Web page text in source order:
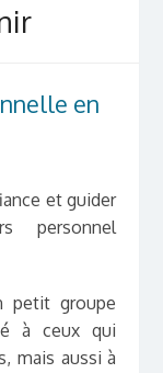
en
et guider
personnel
petit groupe
à ceux qui
mais aussi à